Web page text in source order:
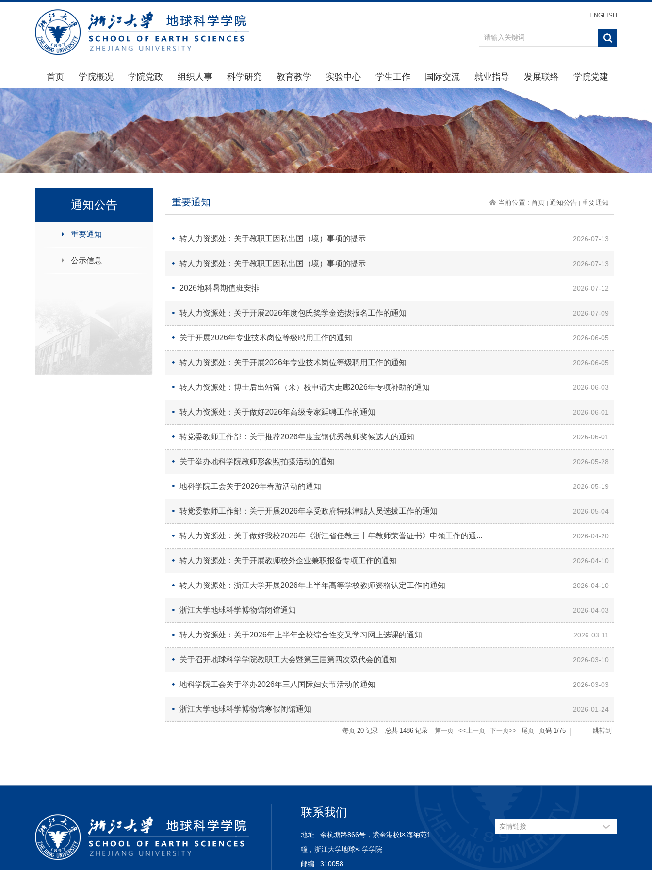
ENGLISH
首页 学院概况
学院简介
发展简史
组织机构
师资力量
虚拟学院
学院党政
通知公告
学院发文
党委会议纪要
党政联席会议纪要
教授委员会议纪要
组织人事
通知公告
博士后管理
人才招聘
年度考核
岗位聘任
下载专区
科学研究
国家基金
科研公示
通知公告
科研动态
政策文件
教育教学
本科生教育
研究生教育
实验中心
中心简介
中心动态
规章制度
实验室和仪器设备
大型仪器设备管理
学生工作
通知公告
风采展示
团学建设
奖助贷补
学生组织
国际交流
办事指南
通知公告
规章制度
动态
交流项目
就业指导
重点引导
通知公告
生涯规划
招聘信息
下载专区
办事指南
发展联络
最新消息
校友分会
校友返校
校友名录
校友捐赠
学院党建
理论学
学院纪
党建下
通知公告
重要通知
公示信息
重要通知 当前位置 : 首页 通知公告 重要通知
转人力资源处：关于教职工因私出国（境）事项的提示 2026-07-13
转人力资源处：关于教职工因私出国（境）事项的提示 2026-07-13
2026地科暑期值班安排 2026-07-12
转人力资源处：关于开展2026年度包氏奖学金选拔报名工作的通知 2026-07-09
关于开展2026年专业技术岗位等级聘用工作的通知 2026-06-05
转人力资源处：关于开展2026年专业技术岗位等级聘用工作的通知 2026-06-05
转人力资源处：博士后出站留（来）校申请大走廊2026年专项补助的通知 2026-06-03
转人力资源处：关于做好2026年高级专家延聘工作的通知 2026-06-01
转党委教师工作部：关于推荐2026年度宝钢优秀教师奖候选人的通知 2026-06-01
关于举办地科学院教师形象照拍摄活动的通知 2026-05-28
地科学院工会关于2026年春游活动的通知 2026-05-19
转党委教师工作部：关于开展2026年享受政府特殊津贴人员选拔工作的通知 2026-05-04
转人力资源处：关于做好我校2026年《浙江省任教三十年教师荣誉证书》申领工作的通... 2026-04-20
转人力资源处：关于开展教师校外企业兼职报备专项工作的通知 2026-04-10
转人力资源处：浙江大学开展2026年上半年高等学校教师资格认定工作的通知 2026-04-10
浙江大学地球科学博物馆闭馆通知 2026-04-03
转人力资源处：关于2026年上半年全校综合性交叉学习网上选课的通知 2026-03-11
关于召开地球科学学院教职工大会暨第三届第四次双代会的通知 2026-03-10
地科学院工会关于举办2026年三八国际妇女节活动的通知 2026-03-03
浙江大学地球科学博物馆寒假闭馆通知 2026-01-24
每页 20 记录 总共 1486 记录 第一页 <<上一页 下一页>> 尾页 页码 1/75 跳转到
联系我们
地址 : 余杭塘路866号，紫金港校区海纳苑1
幢，浙江大学地球科学学院
邮编 : 310058